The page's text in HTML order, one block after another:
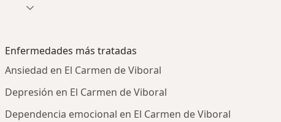
Enfermedades más tratadas
Ansiedad en El Carmen de Viboral
Depresión en El Carmen de Viboral
Dependencia emocional en El Carmen de Viboral